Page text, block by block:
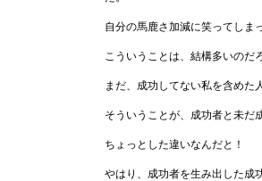
自分の馬鹿さ加減に笑ってしま
こういうことは、結構多いのだ
まだ、成功してない私を含めた
そういうことが、成功者と未だ
ちょっとした違いなんだと！
やはり、成功者を生み出した成